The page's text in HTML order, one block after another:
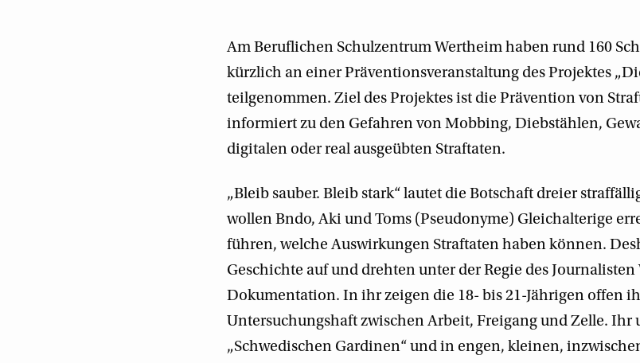
Am Beruflichen Schulzentrum Wertheim haben rund 160
kürzlich an einer Präventionsveranstaltung des Projektes
teilgenommen. Ziel des Projektes ist die Prävention von
informiert zu den Gefahren von Mobbing, Diebstählen,
digitalen oder real ausgeübten Straftaten.
„Bleib sauber. Bleib stark“ lautet die Botschaft dreier
wollen Bndo, Aki und Toms (Pseudonyme) Gleichalterige
führen, welche Auswirkungen Straftaten haben können.
Geschichte auf und drehten unter der Regie des
Dokumentation. In ihr zeigen die 18- bis 21-Jährigen offen
Untersuchungshaft zwischen Arbeit, Freigang und Zelle. Ihr
„Schwedischen Gardinen“ und in engen, kleinen,